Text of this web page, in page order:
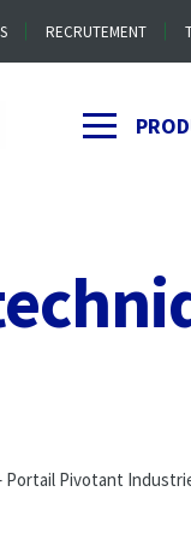
RECRUTEMENT
Pivotant